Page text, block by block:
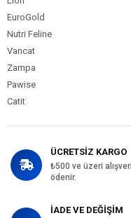
EuroGold
Nutri Feline
Vancat
Zampa
Pawise
Catit
ÜCRETSİZ KARGO
₺500 ve üzeri
ödenir.
İADE VE DEĞİŞİM